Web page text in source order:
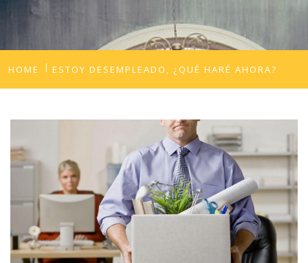
HOME ESTOY DESEMPLEADO, ¿QUÉ HARÉ AHORA?